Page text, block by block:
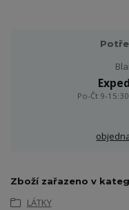
Po-Čt 9-
Zboží zařazeno v
LÁTKY